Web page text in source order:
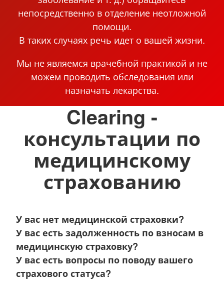
непосредственно в отделение неотложной
помощи.
В таких случаях речь идет о вашей жизни.
Мы не являемся врачебной практикой и не
можем проводить обследования или
назначать лекарства.
Clearing -
консультации по
медицинскому
страхованию
У вас нет медицинской страховки?
У вас есть задолженность по взносам в
медицинскую страховку?
У вас есть вопросы по поводу вашего
страхового статуса?